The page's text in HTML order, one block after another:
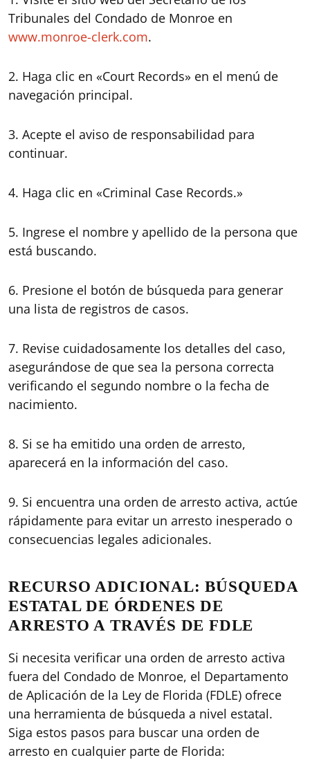
Tribunales del Condado de Monroe en
www.monroe-clerk.com.
2. Haga clic en «Court Records» en el menú de
navegación principal.
3. Acepte el aviso de responsabilidad para
continuar.
4. Haga clic en «Criminal Case Records.»
5. Ingrese el nombre y apellido de la persona que
está buscando.
6. Presione el botón de búsqueda para generar
una lista de registros de casos.
7. Revise cuidadosamente los detalles del caso,
asegurándose de que sea la persona correcta
verificando el segundo nombre o la fecha de
nacimiento.
8. Si se ha emitido una orden de arresto,
aparecerá en la información del caso.
9. Si encuentra una orden de arresto activa, actúe
rápidamente para evitar un arresto inesperado o
consecuencias legales adicionales.
RECURSO ADICIONAL: BÚSQUEDA
ESTATAL DE ÓRDENES DE
ARRESTO A TRAVÉS DE FDLE
Si necesita verificar una orden de arresto activa
fuera del Condado de Monroe, el Departamento
de Aplicación de la Ley de Florida (FDLE) ofrece
una herramienta de búsqueda a nivel estatal.
Siga estos pasos para buscar una orden de
arresto en cualquier parte de Florida: